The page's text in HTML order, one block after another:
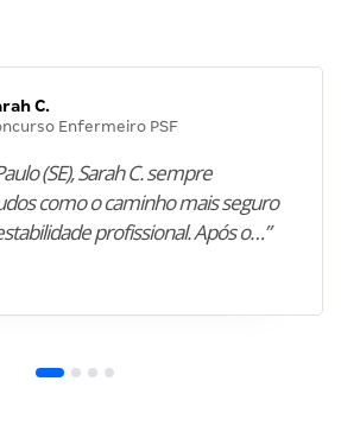
C.
Enfermeiro PSF
(SE), Sarah C. sempre
como o caminho mais seguro
profissional. Após o…”